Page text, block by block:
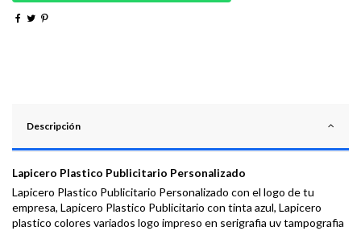
Descripción
Lapicero Plastico Publicitario Personalizado
Lapicero Plastico Publicitario Personalizado con el logo de tu
empresa, Lapicero Plastico Publicitario con tinta azul, Lapicero
plastico colores variados logo impreso en serigrafia uv tampografia